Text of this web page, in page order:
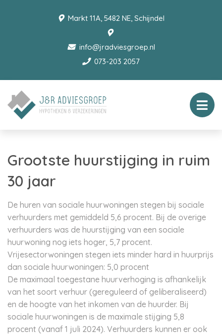
Markt 11A, 5482 NE, Schijndel
info@jradviesgroep.nl
073-203 2057
Grootste huurstijging in ruim
30 jaar
De huren van sociale huurwoningen stegen bij sociale
verhuurders met gemiddeld 5,6 procent. Bij de overige
verhuurders was de huurstijging van een sociale
huurwoning nog iets hoger, 5,7 procent.
Vrijesectorwoningen stegen iets minder hard in huurprijs
dan sociale huurwoningen: 5,0 procent
De maximaal toegestane huurverhoging is afhankelijk
van het soort verhuur (gereguleerd of geliberaliseerd)
en de hoogte van het inkomen van de huurder. Bij
sociale huurwoningen is de maximale stijging 5,8
procent (vanaf 1 juli 2024). Verhuurders kunnen er ook